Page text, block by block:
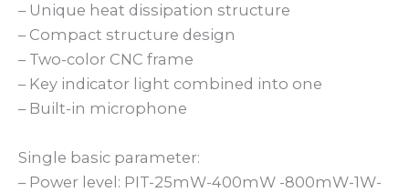
– Unique heat dissipation structure
– Compact structure design
– Two-color CNC frame
– Key indicator light combined into one
– Built-in microphone
Single basic parameter:
– Power level: PIT-25mW-400mW -800mW-1W-